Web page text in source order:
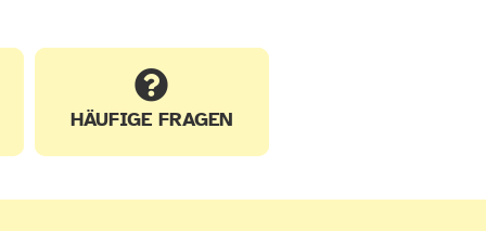
HÄUFIGE FRAGEN